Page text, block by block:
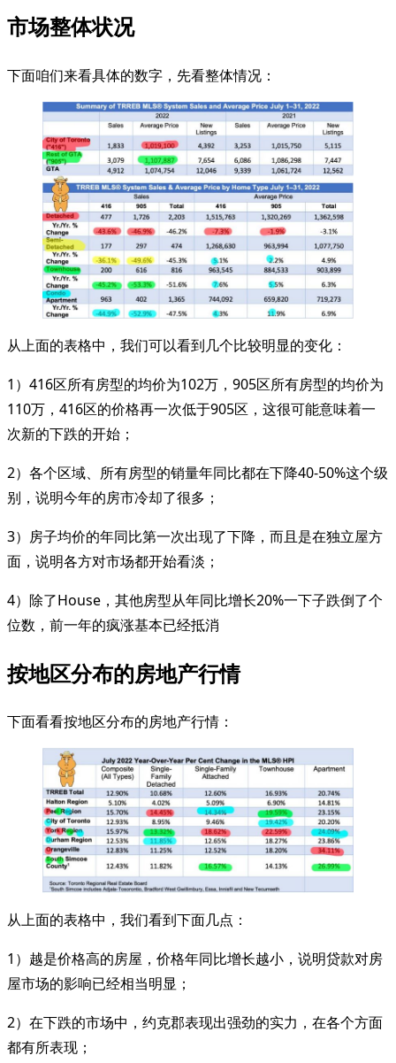
市场整体状况
下面咱们来看具体的数字，先看整体情况：
从上面的表格中，我们可以看到几个比较明显的变化：
1）416区所有房型的均价为102万，905区所有房型的均价为
110万，416区的价格再一次低于905区，这很可能意味着一
次新的下跌的开始；
2）各个区域、所有房型的销量年同比都在下降40-50%这个级
别，说明今年的房市冷却了很多；
3）房子均价的年同比第一次出现了下降，而且是在独立屋方
面，说明各方对市场都开始看淡；
4）除了House，其他房型从年同比增长20%一下子跌倒了个
位数，前一年的疯涨基本已经抵消
按地区分布的房地产行情
下面看看按地区分布的房地产行情：
从上面的表格中，我们看到下面几点：
1）越是价格高的房屋，价格年同比增长越小，说明贷款对房
屋市场的影响已经相当明显；
2）在下跌的市场中，约克郡表现出强劲的实力，在各个方面
都有所表现；